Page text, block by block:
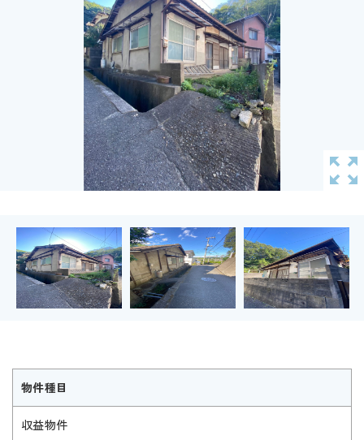
物件種目
収益物件